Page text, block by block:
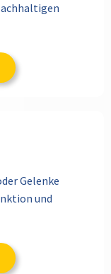
Gelenke
und